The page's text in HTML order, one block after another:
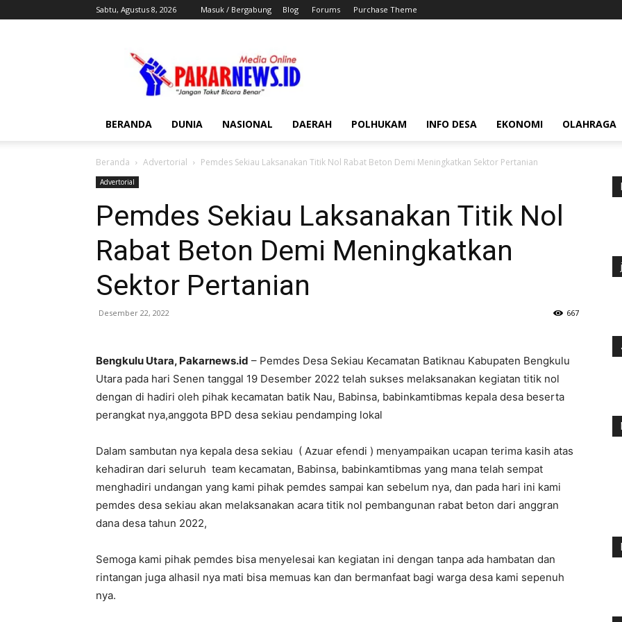
Sabtu, Agustus 8, 2026 Masuk / Bergabung Blog Forums Purchase Theme
BERANDA DUNIA NASIONAL DAERAH POLHUKAM INFO DESA EKONOMI OLAHRAGA
Beranda Advertorial Pemdes Sekiau Laksanakan Titik Nol Rabat Beton Demi Meningkatkan Sektor Pertanian
Advertorial
Pemdes Sekiau Laksanakan Titik Nol
Rabat Beton Demi Meningkatkan
Sektor Pertanian
Desember 22, 2022 667
Bengkulu Utara, Pakarnews.id – Pemdes Desa Sekiau Kecamatan Batiknau Kabupaten Bengkulu
Utara pada hari Senen tanggal 19 Desember 2022 telah sukses melaksanakan kegiatan titik nol
dengan di hadiri oleh pihak kecamatan batik Nau, Babinsa, babinkamtibmas kepala desa beserta
perangkat nya,anggota BPD desa sekiau pendamping lokal
Dalam sambutan nya kepala desa sekiau ( Azuar efendi ) menyampaikan ucapan terima kasih atas
kehadiran dari seluruh team kecamatan, Babinsa, babinkamtibmas yang mana telah sempat
menghadiri undangan yang kami pihak pemdes sampai kan sebelum nya, dan pada hari ini kami
pemdes desa sekiau akan melaksanakan acara titik nol pembangunan rabat beton dari anggran
dana desa tahun 2022,
Semoga kami pihak pemdes bisa menyelesai kan kegiatan ini dengan tanpa ada hambatan dan
rintangan juga alhasil nya mati bisa memuas kan dan bermanfaat bagi warga desa kami sepenuh
nya.